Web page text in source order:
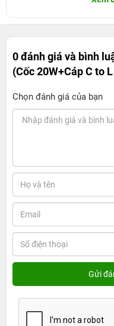
0 đánh giá và bình
(Cốc 20W+Cáp C to
Chọn đánh giá của bạn